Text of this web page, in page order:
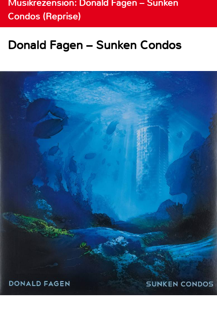
Musikrezension: Donald Fagen – Sunken
Condos (Reprise)
Donald Fagen – Sunken Condos